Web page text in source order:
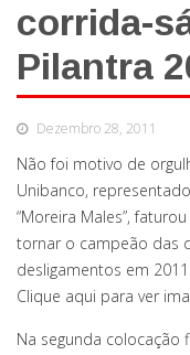
corrida-
Pilantra
Dezembro 28, 2011
Não foi motivo de
Unibanco,
“Moreira Males”,
tornar o campeão das
desligamentos em
Clique aqui para ver
Na segunda colocação